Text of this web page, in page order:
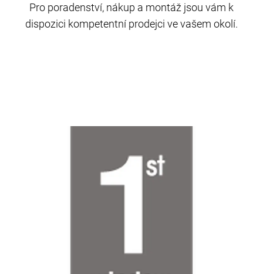
Pro poradenství, nákup a montáž jsou vám k
dispozici kompetentní prodejci ve vašem okolí.